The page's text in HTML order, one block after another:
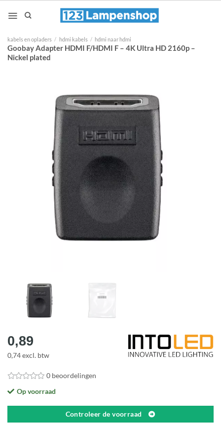
naar
kabels en opladers / hdmi kabels / hdmi naar hdmi
Goobay Adapter HDMI F/HDMI F – 4K Ultra HD 2160p –
Nickel plated
0,89
0,74 excl. btw
0 beoordelingen
Op voorraad
Controleer de voorraad